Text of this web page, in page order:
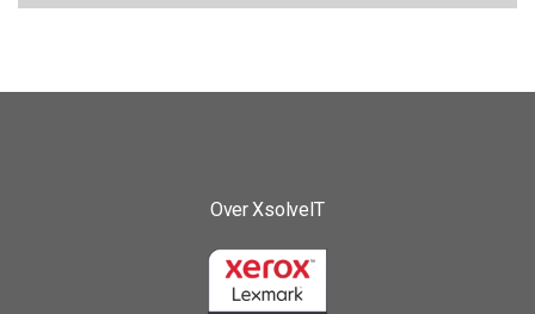
Over XsolveIT